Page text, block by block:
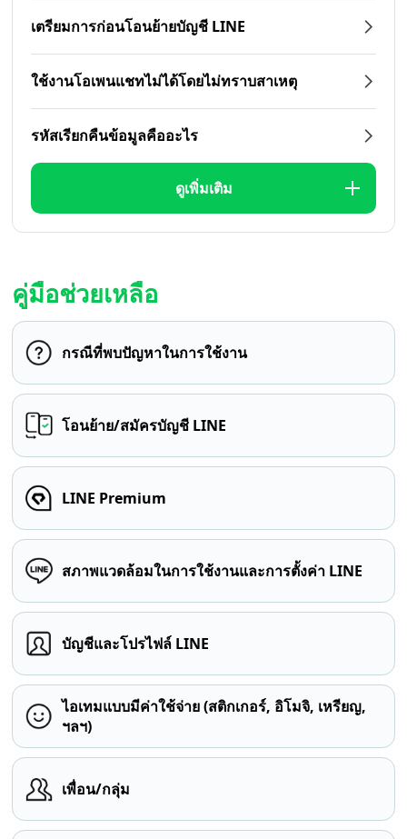
เตรียมการก่อนโอนย้ายบัญชี LINE
ใช้งานโอเพนแชทไม่ได้โดยไม่ทราบสาเหตุ
รหัสเรียกคืนข้อมูลคืออะไร
ดูเพิ่มเติม
คู่มือช่วยเหลือ
กรณีที่พบปัญหาในการใช้งาน
โอนย้าย/สมัครบัญชี LINE
LINE Premium
สภาพแวดล้อมในการใช้งานและการตั้งค่า LINE
บัญชีและโปรไฟล์ LINE
ไอเทมแบบมีค่าใช้จ่าย (สติกเกอร์, อิโมจิ, เหรียญ,
ฯลฯ)
เพื่อน/กลุ่ม